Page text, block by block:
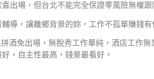
出場，但台北不能完全保證零風險無權跟
導，讓離鄉背景的妳，工作不孤單賺錢有
酒免出場，無脫秀工作單純，酒店工作
，自主性最高，錢景最看好。